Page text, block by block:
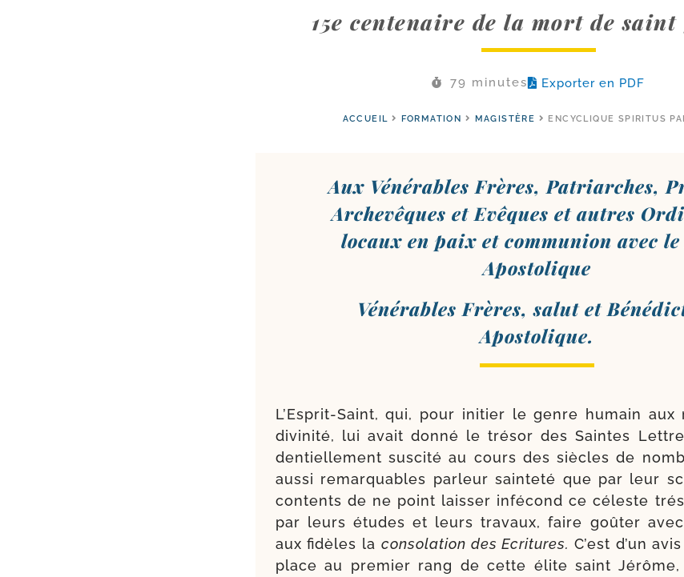
15e centenaire de la mort de saint
79 minutes Exporter en PDF
ACCUEIL FORMATION MAGISTÈRE ENCYCLIQUE SPIRITUS
Aux Vénérables Frères, Patriarches,
Archevêques et Evêques et autres
locaux en paix et com­mu­nion avec le
Apostolique
Vénérables Frères, salut et
Apostolique.
L’Esprit-Saint, qui, pour ini­tier le genre humain aux
divi­ni­té, lui avait don­né le tré­sor des Saintes
den­tiel­le­ment sus­ci­té au cours des siècles de
aus­si remar­quables par­leur sain­te­té que par leur
contents de ne point lais­ser infé­cond ce céleste
par leurs études et leurs tra­vaux, faire goû­ter
aux fidèles la conso­la­tion des Ecritures.C’est d’un
place au pre­mier rang de cette élite saint Jérôme,